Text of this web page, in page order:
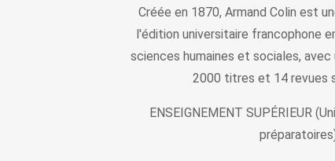
Créée en 1870, Armand Colin est
l'édition universitaire francophone
sciences humaines et sociales,
2000 titres et 14 revues
ENSEIGNEMENT SUPÉRIEUR